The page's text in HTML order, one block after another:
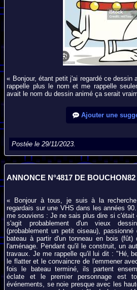
« Bonjour, étant petit j'ai regardé ce dessin
rappelle plus le nom et me rappelle
avait le nom du dessin animé ça serait
Ajouter une
Postée le 29/11/2023.
ANNONCE N°4817 DE BOUCHON82
« Bonjour à tous, je suis à la
regardais sur une VHS dans les années
me souviens : Je ne sais plus dire si c'était
s'agit probablement d'un vieux
(probablement un petit oiseau),
bateau à partir d'un tonneau en bois
l'aménage. Pendant qu'il le construit, un
travaux. Je me rappelle qu'il lui dit : "Hé,
le flatter et le convaincre de l'emmener
fois le bateau terminé, ils partent
éclate et le premier personnage est
événements, se noie presque avec les